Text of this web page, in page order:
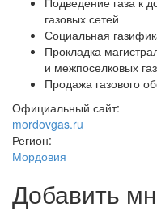
газовых сетей
Социальная
Прокладка
и межпоселковых
Продажа газового
Официальный сайт:
mordovgas.ru
Регион:
Мордовия
Добавить